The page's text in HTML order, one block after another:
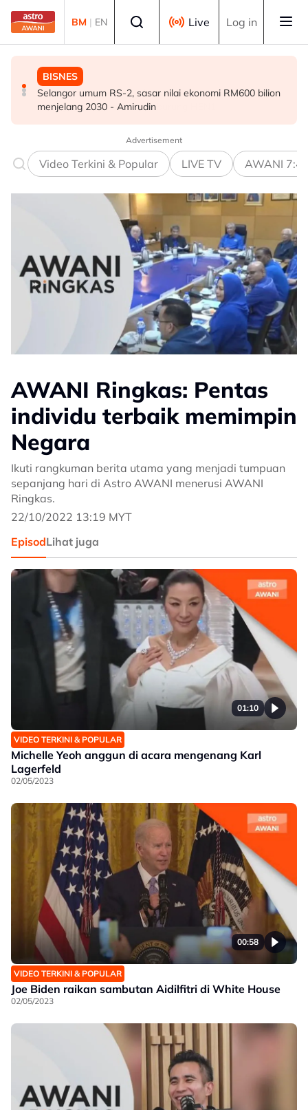
Skip to main content
BM | EN Live Log in
BISNES
Selangor umum RS-2, sasar nilai ekonomi RM600 bilion
menjelang 2030 - Amirudin
POLITIK
Abdul Hadi dakwa Bersatu terkeluar PN, Azmin
tegaskan masih anggota sah
DUNIA
Victoria arah penternak kurung unggas susulan
peningkatan kes selesema burung H5N1
Advertisement
Video Terkini & Popular LIVE TV AWANI
AWANI Ringkas: Pentas
individu terbaik memimpin
Negara
Ikuti rangkuman berita utama yang menjadi tumpuan
sepanjang hari di Astro AWANI menerusi AWANI
Ringkas.
22/10/2022 13:19 MYT
EpisodLihat juga
01:10
VIDEO TERKINI & POPULAR
Michelle Yeoh anggun di acara mengenang Karl
Lagerfeld
02/05/2023
00:58
VIDEO TERKINI & POPULAR
Joe Biden raikan sambutan Aidilfitri di White House
02/05/2023